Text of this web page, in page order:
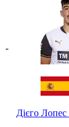
-
Дієго Лопес